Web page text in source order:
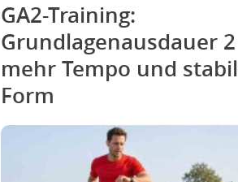
GA2-Training:
Grundlagenausdauer
mehr Tempo und
Form